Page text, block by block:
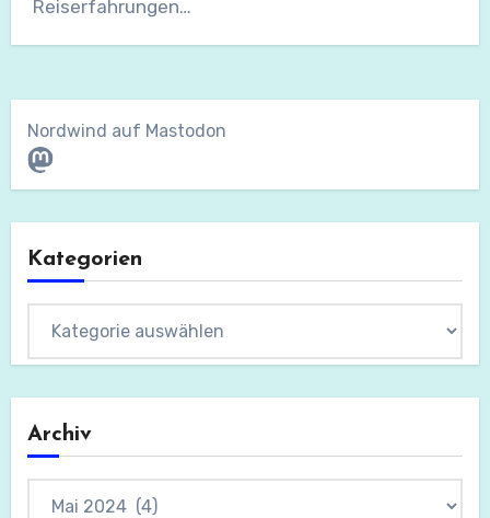
Reiserfahrungen…
Nordwind auf Mastodon
Mastodon
Kategorien
Archiv